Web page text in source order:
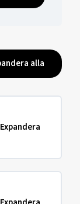
alla
Expandera